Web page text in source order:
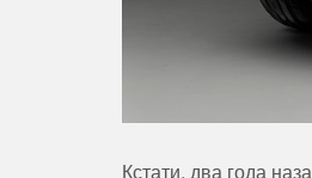
Кстати, два года